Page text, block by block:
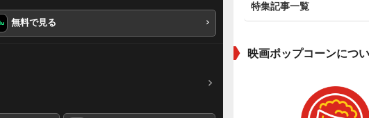
無料で見る
特集記事一覧
映画ポップコーンにつ